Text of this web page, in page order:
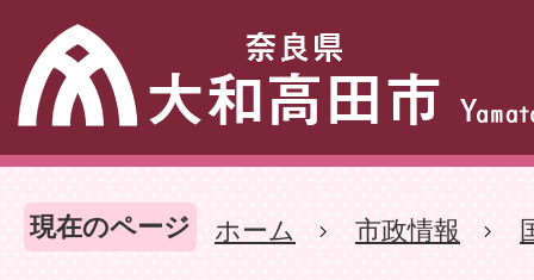
現在のページ ホーム 市政情報